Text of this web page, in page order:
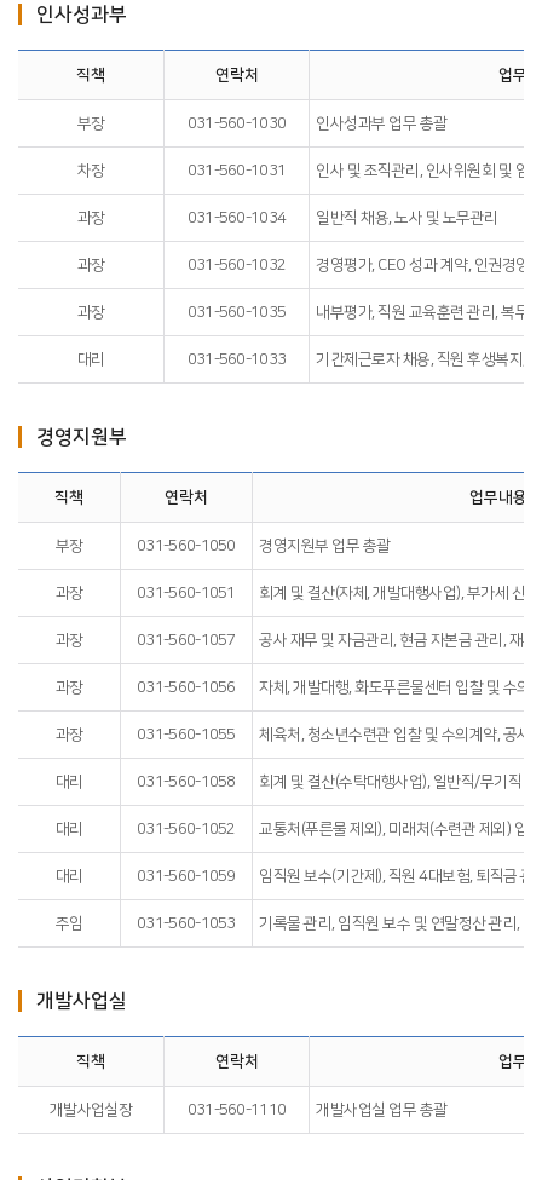
인사성과부
직책 연락처 업무
부장 031-560-1030 인사성과부 업무 총괄
차장 031-560-1031 인사 및 조직관리, 인사위원회 및 임
과장 031-560-1034 일반직 채용, 노사 및 노무관리
과장 031-560-1032 경영평가, CEO 성과 계약, 인권경영
과장 031-560-1035 내부평가, 직원 교육훈련 관리, 복무
대리 031-560-1033 기간제근로자 채용, 직원 후생복지,
경영지원부
직책 연락처 업무내용
부장 031-560-1050 경영지원부 업무 총괄
과장 031-560-1051 회계 및 결산(자체, 개발대행사업), 부가세 신
과장 031-560-1057 공사 재무 및 자금관리, 현금 자본금 관리, 재무
과장 031-560-1056 자체, 개발대행, 화도푸른물센터 입찰 및 수의
과장 031-560-1055 체육처, 청소년수련관 입찰 및 수의계약, 공사
대리 031-560-1058 회계 및 결산(수탁대행사업), 일반직/무기직 급
대리 031-560-1052 교통처(푸른물 제외), 미래처(수련관 제외) 입
대리 031-560-1059 임직원 보수(기간제), 직원 4대보험, 퇴직금 관
주임 031-560-1053 기록물 관리, 임직원 보수 및 연말정산 관리, (
개발사업실
직책 연락처 업무
개발사업실장 031-560-1110 개발사업실 업무 총괄